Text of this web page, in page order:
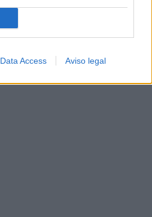
Data Access Aviso legal